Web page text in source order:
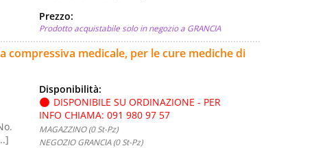
Prezzo:
Prodotto acquistabile solo in negozio a GRANCIA
compressiva medicale, per le cure mediche di
Disponibilità:
DISPONIBILE SU ORDINAZIONE - PER
INFO CHIAMA: 091 980 97 57
MAGAZZINO (0 St-Pz)
NEGOZIO GRANCIA (0 St-Pz)